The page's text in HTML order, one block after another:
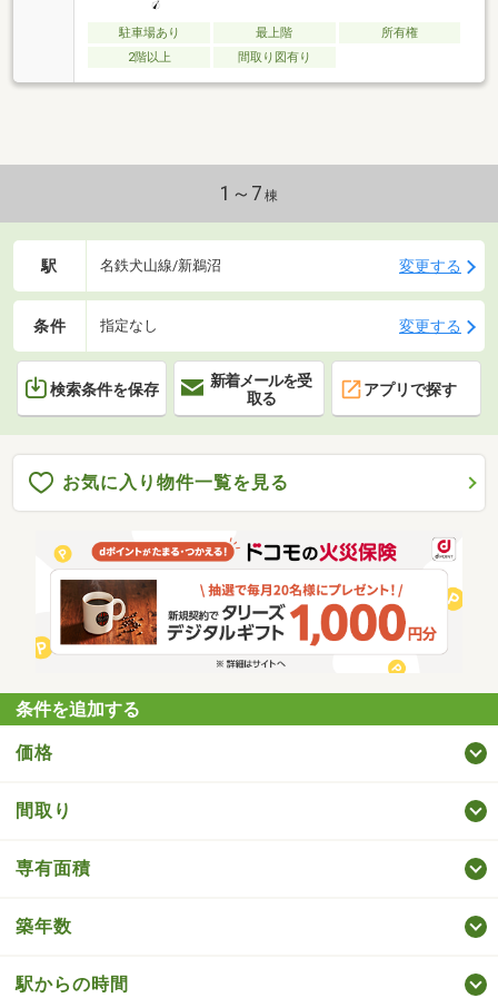
駐車場あり 最上階
所有権
2階以上
間取り図有り
1～7 棟
駅 名鉄犬山線/新鵜沼 変更する
条件 指定なし 変更する
検索条件を保存
新着メールを受
取る
アプリで探す
お気に入り物件一覧を見る
条件を追加する
価格
間取り
専有面積
築年数
駅からの時間